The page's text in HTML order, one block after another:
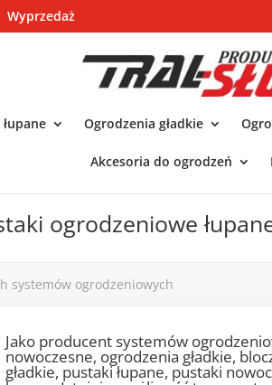
Wyprzedaż
Ogrodzenia gładkie
Akcesoria do ogrodzeń
ogrodzeniowe
systemów ogrodzeniowych
Jako producent systemów
nowoczesne, ogrodzenia gładkie,
gładkie, pustaki łupane, pustaki